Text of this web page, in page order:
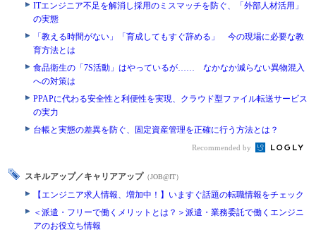
ITエンジニア不足を解消し採用のミスマッチを防ぐ、「外部人材活用」
の実態
「教える時間がない」「育成してもすぐ辞める」 今の現場に必要な教
育方法とは
食品衛生の「7S活動」はやっているが…… なかなか減らない異物混入
への対策は
PPAPに代わる安全性と利便性を実現、クラウド型ファイル転送サービス
の実力
台帳と実態の差異を防ぐ、固定資産管理を正確に行う方法とは？
Recommended by
スキルアップ／キャリアアップ （JOB@IT）
【エンジニア求人情報、増加中！】いますぐ話題の転職情報をチェック
＜派遣・フリーで働くメリットとは？＞派遣・業務委託で働くエンジニ
アのお役立ち情報